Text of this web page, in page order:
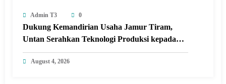
Admin T3 0
Dukung Kemandirian Usaha Jamur Tiram,
Untan Serahkan Teknologi Produksi kepada
Kelompok Tani Desa Arang Limbung
August 4, 2026